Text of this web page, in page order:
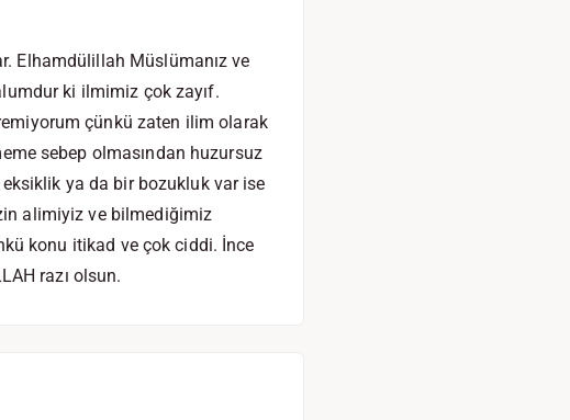
Elhamdülillah Müslümanız ve
ki ilmimiz çok zayıf.
çünkü zaten ilim olarak
sebep olmasından huzursuz
ya da bir bozukluk var ise
alimiyiz ve bilmediğimiz
konu itikad ve çok ciddi. İnce
razı olsun.